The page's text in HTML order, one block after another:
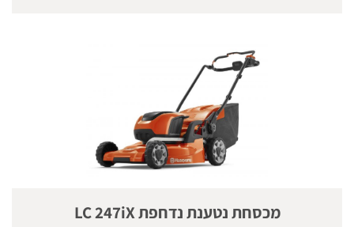
מכסחת נטענת נדחפת LC 247iX